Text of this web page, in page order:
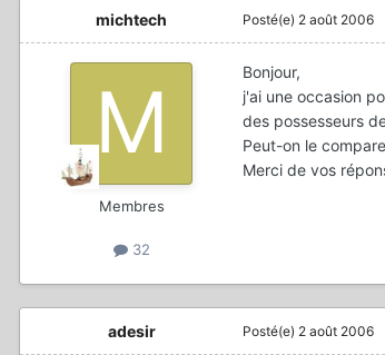
michtech
Membres
32
Posté(e) 2 août 2006
Bonjour,
j'ai une occasion
des possesseurs
Peut-on le
Merci de vos
adesir Posté(e) 2 août 2006